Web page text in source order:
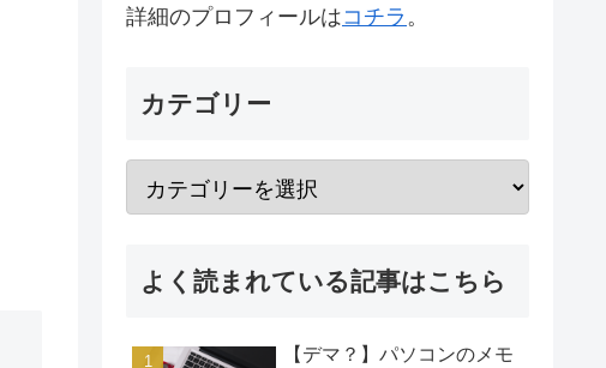
詳細のプロフィールはコチラ 。
カテゴリー
よく読まれている記事はこちら
【デマ？】パソコンのメモ